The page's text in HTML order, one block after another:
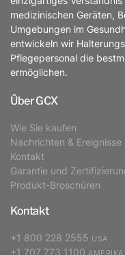
medizinischen Geräten,
Umgebungen im
entwickeln wir
Pflegepersonal die
ermöglichen.
Über GCX
Wie Sie kaufen
Nachrichten & Ereignisse
Kontakt
Garantie und
Produkt-Broschüren
Kontakt
+1 800 228 2555 USA
+1 707 773 1100 AMERIKA